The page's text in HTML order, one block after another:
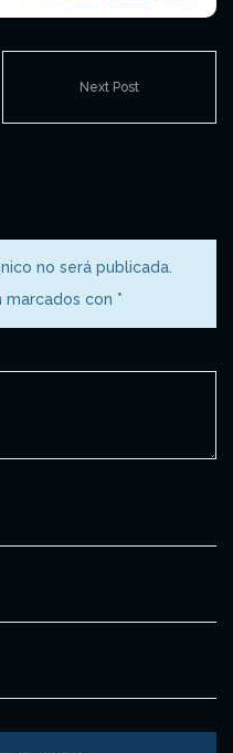
Next Post
no será publicada.
marcados con *